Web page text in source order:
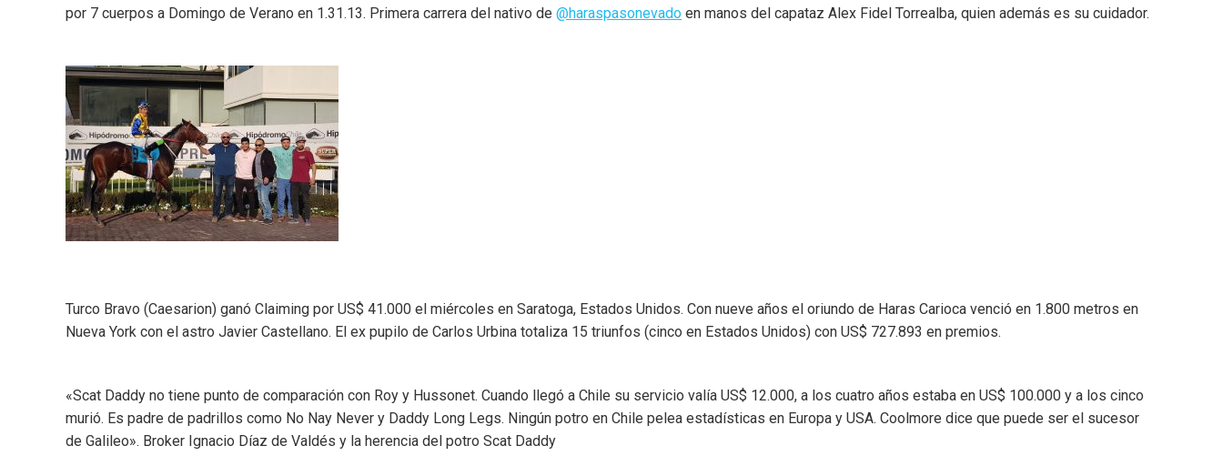
por 7 cuerpos a Domingo de Verano en 1.31.13. Primera carrera del nativo de @haraspasonevado en manos del capataz Alex Fidel Torrealba, quien además es su cuidador.
Turco Bravo (Caesarion) ganó Claiming por US$ 41.000 el miércoles en Saratoga, Estados Unidos. Con nueve años el oriundo de Haras Carioca venció en 1.800 metros en
Nueva York con el astro Javier Castellano. El ex pupilo de Carlos Urbina totaliza 15 triunfos (cinco en Estados Unidos) con US$ 727.893 en premios.
«Scat Daddy no tiene punto de comparación con Roy y Hussonet. Cuando llegó a Chile su servicio valía US$ 12.000, a los cuatro años estaba en US$ 100.000 y a los cinco
murió. Es padre de padrillos como No Nay Never y Daddy Long Legs. Ningún potro en Chile pelea estadísticas en Europa y USA. Coolmore dice que puede ser el sucesor
de Galileo». Broker Ignacio Díaz de Valdés y la herencia del potro Scat Daddy